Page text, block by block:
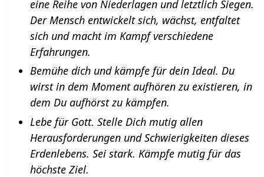
eine Reihe von Niederlagen und letztlich Siegen.
Der Mensch entwickelt sich, wächst, entfaltet
sich und macht im Kampf verschiedene
Erfahrungen.
Bemühe dich und kämpfe für dein Ideal. Du
wirst in dem Moment aufhören zu existieren, in
dem Du aufhörst zu kämpfen.
Lebe für Gott. Stelle Dich mutig allen
Herausforderungen und Schwierigkeiten dieses
Erdenlebens. Sei stark. Kämpfe mutig für das
höchste Ziel.